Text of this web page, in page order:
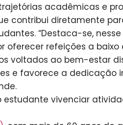
acadêmicas e
contribui diretamente
“Destaca-se,
oferecer refeições a baixo
voltados ao bem-estar
e favorece a dedicação
estudante vivenciar